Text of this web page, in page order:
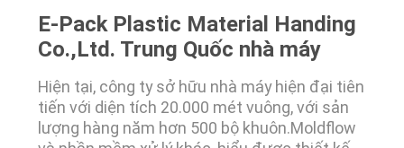
E-Pack Plastic Material Handing
Co.,Ltd. Trung Quốc nhà máy
Hiện tại, công ty sở hữu nhà máy hiện đại tiên
tiến với diện tích 20.000 mét vuông, với sản
lượng hàng năm hơn 500 bộ khuôn.Moldflow